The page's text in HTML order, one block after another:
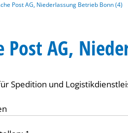
Post AG, Niederlassung Betrieb Bonn (4)
Post AG,
Spedition und